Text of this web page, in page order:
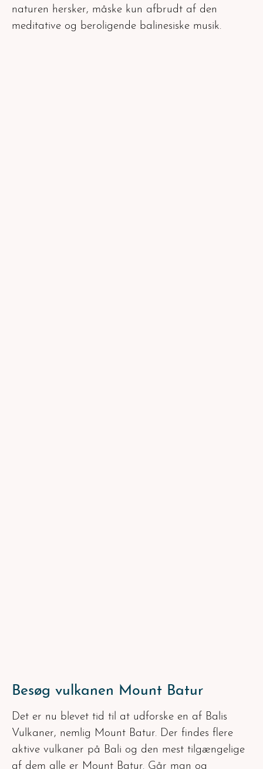
naturen hersker, måske kun afbrudt af den
meditative og beroligende balinesiske musik.
Besøg vulkanen Mount Batur
Det er nu blevet tid til at udforske en af Balis
Vulkaner, nemlig Mount Batur. Der findes flere
aktive vulkaner på Bali og den mest tilgængelige
af dem alle er Mount Batur. Går man og